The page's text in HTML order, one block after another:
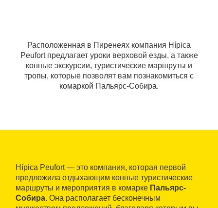
Расположенная в Пиренеях компания Hípica
Peufort предлагает уроки верховой езды, а также
конные экскурсии, туристические маршруты и
тропы, которые позволят вам познакомиться с
комаркой Пальярс-Собира.
Hípica Peufort — это компания, которая первой
предложила отдыхающим конные туристические
маршруты и мероприятия в комарке Пальярс-
Собира. Она располагает бесконечным